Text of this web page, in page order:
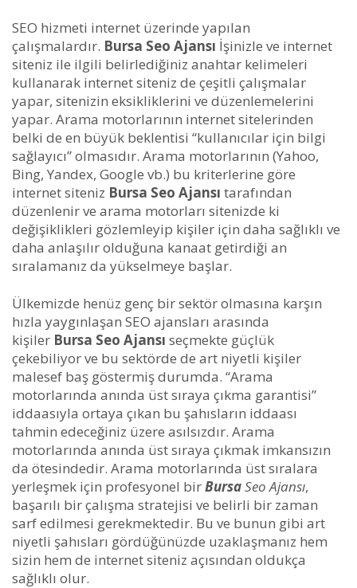
SEO hizmeti internet üzerinde yapılan
çalışmalardır. Bursa Seo Ajansı İşinizle ve internet
siteniz ile ilgili belirlediğiniz anahtar kelimeleri
kullanarak internet siteniz de çeşitli çalışmalar
yapar, sitenizin eksikliklerini ve düzenlemelerini
yapar. Arama motorlarının internet sitelerinden
belki de en büyük beklentisi “kullanıcılar için bilgi
sağlayıcı” olmasıdır. Arama motorlarının (Yahoo,
Bing, Yandex, Google vb.) bu kriterlerine göre
internet siteniz Bursa Seo Ajansı tarafından
düzenlenir ve arama motorları sitenizde ki
değişiklikleri gözlemleyip kişiler için daha sağlıklı ve
daha anlaşılır olduğuna kanaat getirdiği an
sıralamanız da yükselmeye başlar.
Ülkemizde henüz genç bir sektör olmasına karşın
hızla yaygınlaşan SEO ajansları arasında
kişiler Bursa Seo Ajansı seçmekte güçlük
çekebiliyor ve bu sektörde de art niyetli kişiler
malesef baş göstermiş durumda. “Arama
motorlarında anında üst sıraya çıkma garantisi”
iddaasıyla ortaya çıkan bu şahısların iddaası
tahmin edeceğiniz üzere asılsızdır. Arama
motorlarında anında üst sıraya çıkmak imkansızın
da ötesindedir. Arama motorlarında üst sıralara
yerleşmek için profesyonel birBursaSeo Ajansı,
başarılı bir çalışma stratejisi ve belirli bir zaman
sarf edilmesi gerekmektedir. Bu ve bunun gibi art
niyetli şahısları gördüğünüzde uzaklaşmanız hem
sizin hem de internet siteniz açısından oldukça
sağlıklı olur.